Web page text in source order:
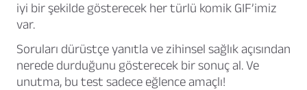
iyi bir şekilde gösterecek her türlü komik GIF’imiz
var.
Soruları dürüstçe yanıtla ve zihinsel sağlık açısından
nerede durduğunu gösterecek bir sonuç al. Ve
unutma, bu test sadece eğlence amaçlı!